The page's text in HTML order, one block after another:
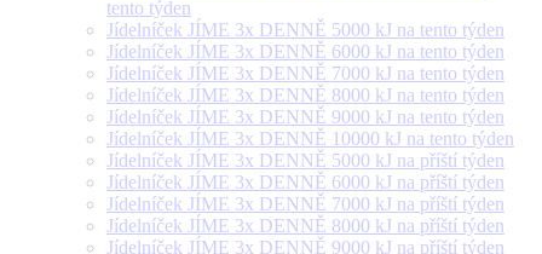
tento týden
Jídelníček JÍME 3x DENNĚ 5000 kJ na tento týden
Jídelníček JÍME 3x DENNĚ 6000 kJ na tento týden
Jídelníček JÍME 3x DENNĚ 7000 kJ na tento týden
Jídelníček JÍME 3x DENNĚ 8000 kJ na tento týden
Jídelníček JÍME 3x DENNĚ 9000 kJ na tento týden
Jídelníček JÍME 3x DENNĚ 10000 kJ na tento týden
Jídelníček JÍME 3x DENNĚ 5000 kJ na příští týden
Jídelníček JÍME 3x DENNĚ 6000 kJ na příští týden
Jídelníček JÍME 3x DENNĚ 7000 kJ na příští týden
Jídelníček JÍME 3x DENNĚ 8000 kJ na příští týden
Jídelníček JÍME 3x DENNĚ 9000 kJ na příští týden